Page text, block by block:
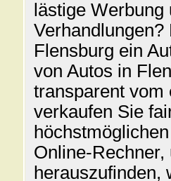
lästige
Flensburg ein
von Autos in
transparent vom
verkaufen Sie
Online-
herauszufinden,